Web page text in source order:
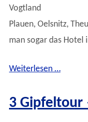
Vogtland
Plauen, Oelsnitz,
man sogar das Hotel
Weiterlesen …
3 Gipfeltour